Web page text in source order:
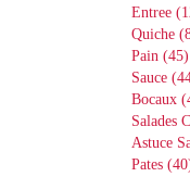
Entree
Quiche
Pain (45)
Sauce
Bocaux
Salades
Astuce
Pates